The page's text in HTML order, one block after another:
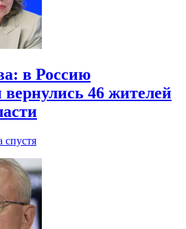
в Россию
46 жителей
спустя